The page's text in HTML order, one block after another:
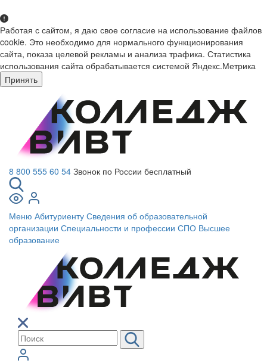
Работая с сайтом, я даю свое согласие на использование файлов
cookie. Это необходимо для нормального функционирования
сайта, показа целевой рекламы и анализа трафика. Статистика
использования сайта обрабатывается системой Яндекс.Метрика
Принять
8 800 555 60 54 Звонок по России бесплатный
Меню Абитуриенту Сведения об образовательной
организации Специальности и профессии СПО Высшее
образование